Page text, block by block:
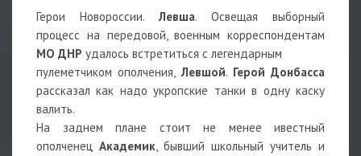
Герои Новороссии.Левша. Освещая выборный
процесс на передовой, военным корреспондентам
МО ДНР удалось встретиться с легендарным
пулеметчиком ополчения,Левшой. Герой Донбасса
рассказал как надо укропские танки в одну каску
валить.
На заднем плане стоит не менее ивестный
ополченец Академик, бывший школьный учитель и